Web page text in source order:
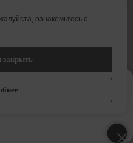
cookie-файлов
на обработку персональных
закрыть
ознакомьтесь с
закрыть